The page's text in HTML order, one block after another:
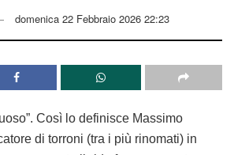
domenica 22 Febbraio 2026 22:23
Così lo definisce Massimo
di torroni (tra i più rinomati) in